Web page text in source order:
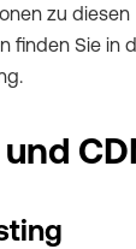
zu diesen
finden Sie in